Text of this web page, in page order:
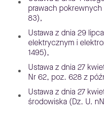
prawach pokrewnych
83),
Ustawa z dnia 29
elektrycznym i
1495),
Ustawa z dnia 27
Nr 62, poz. 628 z
Ustawa z dnia 27
środowiska (Dz. U.